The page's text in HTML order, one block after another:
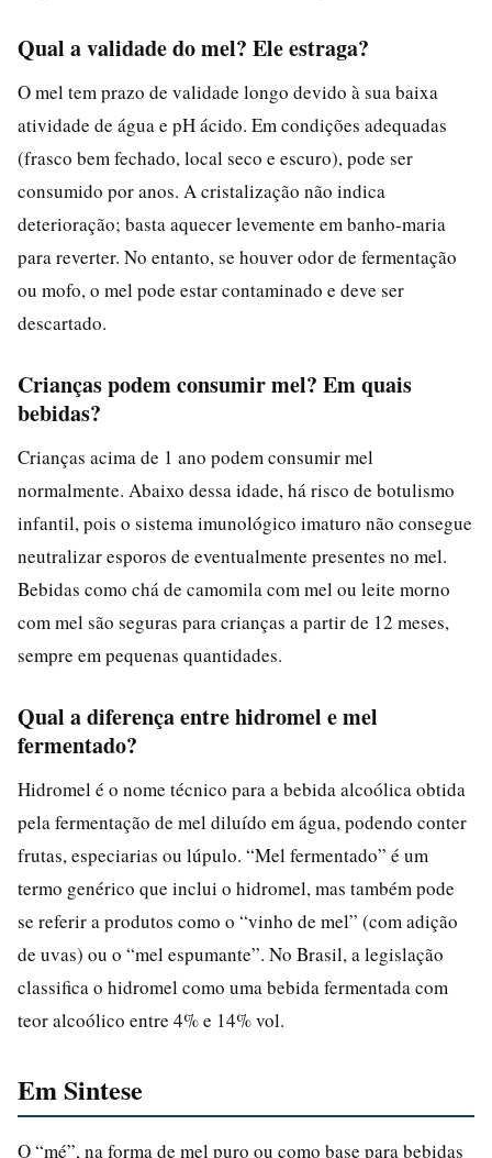
Qual a validade do mel? Ele estraga?
O mel tem prazo de validade longo devido à sua baixa
atividade de água e pH ácido. Em condições adequadas
(frasco bem fechado, local seco e escuro), pode ser
consumido por anos. A cristalização não indica
deterioração; basta aquecer levemente em banho-maria
para reverter. No entanto, se houver odor de fermentação
ou mofo, o mel pode estar contaminado e deve ser
descartado.
Crianças podem consumir mel? Em quais
bebidas?
Crianças acima de 1 ano podem consumir mel
normalmente. Abaixo dessa idade, há risco de botulismo
infantil, pois o sistema imunológico imaturo não consegue
neutralizar esporos de eventualmente presentes no mel.
Bebidas como chá de camomila com mel ou leite morno
com mel são seguras para crianças a partir de 12 meses,
sempre em pequenas quantidades.
Qual a diferença entre hidromel e mel
fermentado?
Hidromel é o nome técnico para a bebida alcoólica obtida
pela fermentação de mel diluído em água, podendo conter
frutas, especiarias ou lúpulo. “Mel fermentado” é um
termo genérico que inclui o hidromel, mas também pode
se referir a produtos como o “vinho de mel” (com adição
de uvas) ou o “mel espumante”. No Brasil, a legislação
classifica o hidromel como uma bebida fermentada com
teor alcoólico entre 4% e 14% vol.
Em Sintese
O “mé”, na forma de mel puro ou como base para bebidas